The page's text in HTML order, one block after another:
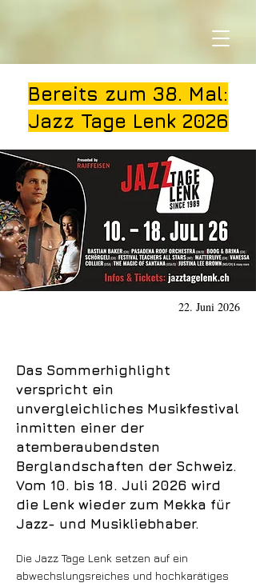
Bereits zum 38. Mal:
Jazz Tage Lenk 2026
22. Juni 2026
Das Sommerhighlight
verspricht ein
unvergleichliches Musikfestival
inmitten einer der
atemberaubendsten
Berglandschaften der Schweiz.
Vom 10. bis 18. Juli 2026 wird
die Lenk wieder zum Mekka für
Jazz- und Musikliebhaber.
Die Jazz Tage Lenk setzen auf ein
abwechslungsreiches und hochkarätiges